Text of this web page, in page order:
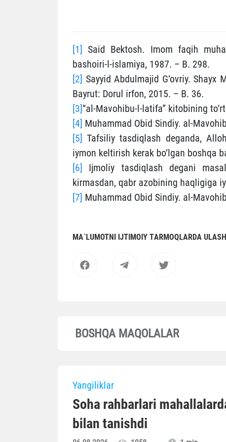
[1]
Said Bektosh. Imom faqih
bashoiri-l-islamiya, 1987. – B. 298.
[2] Sayyid Abdulmajid G‘ovriy.
Bayrut: Dorul irfon, 2015. – B. 36.
[3]“al-Mavohibu-l-latifa” kitobining
[4] Muhammad Obid Sindiy. al-
[5] Tafsiliy tasdiqlash deganda,
iymon keltirish kerak bo‘lgan boshqa
[6]
Ijmoliy tasdiqlash degani
kirmasdan, qabr azobining haqligiga
[7] Muhammad Obid Sindiy. al-
MА`LUMOTNI IJTIMOIY TАRMOQLАRDА
BOSHQA MAQOLALAR
Yangiliklar
Soha rahbarlari
bilan tanishdi